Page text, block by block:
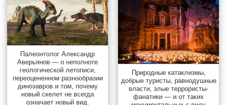
Палеонтолог Александр
Аверьянов — о неполноте
геологической летописи,
переоцененном разнообразии
динозавров и том, почему
новый скелет не всегда
означает новый вид.
Природные катаклизмы,
добрые туристы, равнодушные
власти, злые террористы-
фанатики — и от таких